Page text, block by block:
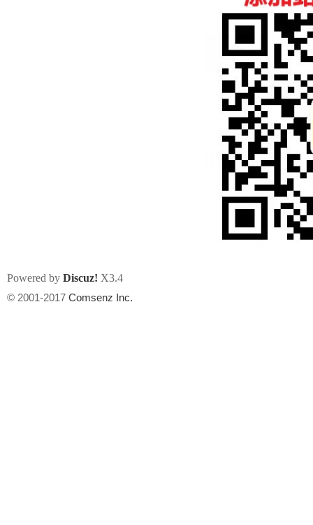
Powered by Discuz! X3.4
© 2001-2017 Comsenz Inc.